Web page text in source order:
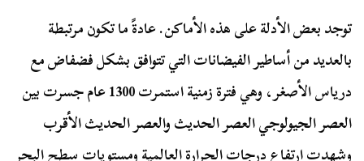
توجد بعض الأدلة على هذه الأماكن. عادةً ما تكون مرتبطة
بالعديد من أساطير الفيضانات التي تتوافق بشكل فضفاض مع
درياس الأصغر، وهي فترة زمنية استمرت 1300 عام جسرت بين
العصر الجيولوجي العصر الحديث والعصر الحديث الأقرب
وشهدت ارتفاع درجات الحرارة العالمية ومستويات سطح البحر